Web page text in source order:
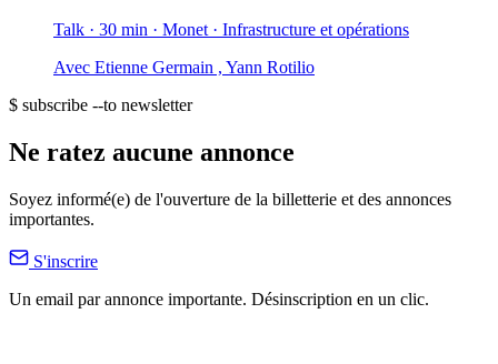
Talk · 30 min · Monet · Infrastructure et opérations
Avec Etienne Germain , Yann Rotilio
$ subscribe --to newsletter
Ne ratez aucune annonce
Soyez informé(e) de l'ouverture de la billetterie et des annonces
importantes.
S'inscrire
Un email par annonce importante. Désinscription en un clic.